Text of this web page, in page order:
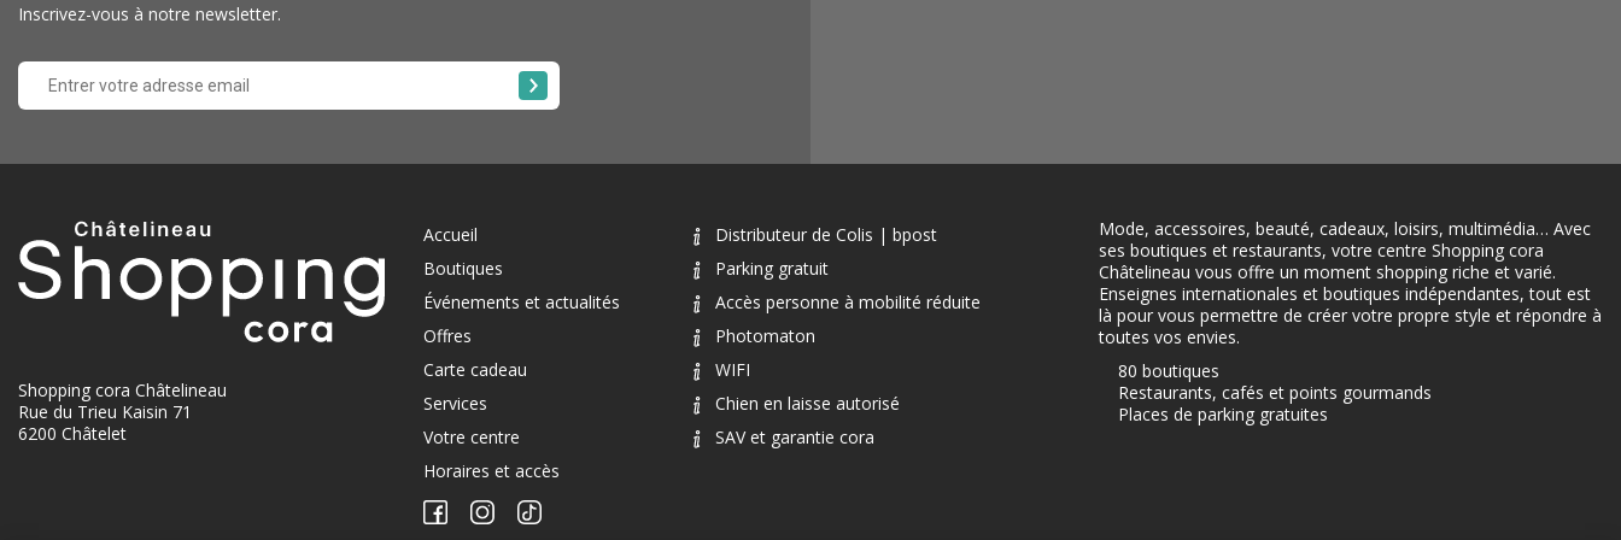
Inscrivez-vous à notre newsletter.
Shopping cora Châtelineau
Rue du Trieu Kaisin 71
6200 Châtelet
Accueil
Boutiques
Événements et actualités
Offres
Carte cadeau
Services
Votre centre
Horaires et accès
Distributeur de Colis | bpost
Parking gratuit
Accès personne à mobilité réduite
Photomaton
WIFI
Chien en laisse autorisé
SAV et garantie cora
Mode, accessoires, beauté, cadeaux, loisirs, multimédia… Avec
ses boutiques et restaurants, votre centre Shopping cora
Châtelineau vous offre un moment shopping riche et varié.
Enseignes internationales et boutiques indépendantes, tout est
là pour vous permettre de créer votre propre style et répondre à
toutes vos envies.
80 boutiques
Restaurants, cafés et points gourmands
Places de parking gratuites